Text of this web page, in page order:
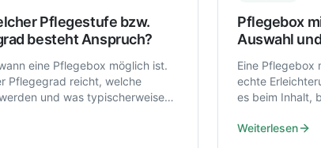
Pflegestufe bzw.
besteht Anspruch?
eine Pflegebox möglich ist.
Pflegegrad reicht, welche
und was typischerweise
Pflegebox
Auswahl
Eine Pflegebox
echte
es beim Inhalt,
Weiterlesen